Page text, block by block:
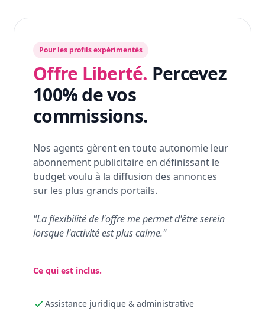
Pour les profils expérimentés
Offre Liberté. Percevez
100% de vos
commissions.
Nos agents gèrent en toute autonomie leur
abonnement publicitaire en définissant le
budget voulu à la diffusion des annonces
sur les plus grands portails.
"La flexibilité de l'offre me permet d'être serein
lorsque l'activité est plus calme."
Ce qui est inclus.
Assistance juridique & administrative